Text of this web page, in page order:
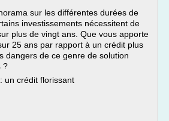
sur les différentes durées de
investissements nécessitent de
plus de vingt ans. Que vous apporte
25 ans par rapport à un crédit plus
dangers de ce genre de solution
?
un crédit florissant